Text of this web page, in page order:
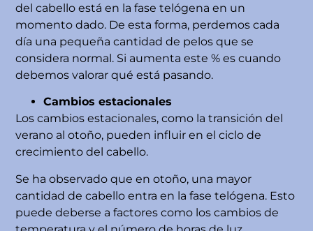
del cabello está en la fase telógena en un
momento dado. De esta forma, perdemos cada
día una pequeña cantidad de pelos que se
considera normal. Si aumenta este % es cuando
debemos valorar qué está pasando.
Cambios estacionales
Los cambios estacionales, como la transición del
verano al otoño, pueden influir en el ciclo de
crecimiento del cabello.
Se ha observado que en otoño, una mayor
cantidad de cabello entra en la fase telógena. Esto
puede deberse a factores como los cambios de